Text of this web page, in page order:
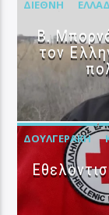
ΔΙΕΘΝΉ
B.
τον
ΔΟΥΛΓΕΡΆΚΗ